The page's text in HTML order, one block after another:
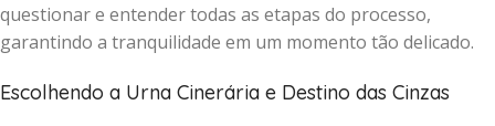
questionar e entender todas as etapas do processo,
garantindo a tranquilidade em um momento tão delicado.
Escolhendo a Urna Cinerária e Destino das Cinzas